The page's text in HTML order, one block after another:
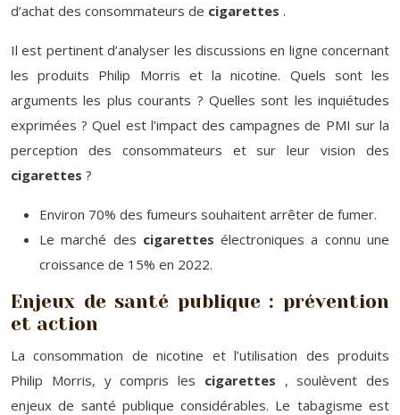
d’achat des consommateurs de cigarettes .
Il est pertinent d’analyser les discussions en ligne concernant
les produits Philip Morris et la nicotine. Quels sont les
arguments les plus courants ? Quelles sont les inquiétudes
exprimées ? Quel est l’impact des campagnes de PMI sur la
perception des consommateurs et sur leur vision des
cigarettes ?
Environ 70% des fumeurs souhaitent arrêter de fumer.
Le marché des cigarettesélectroniques a connu une
croissance de 15% en 2022.
Enjeux de santé publique : prévention
et action
La consommation de nicotine et l’utilisation des produits
Philip Morris, y compris les cigarettes , soulèvent des
enjeux de santé publique considérables. Le tabagisme est